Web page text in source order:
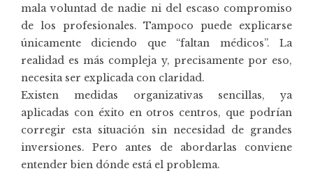
mala voluntad de nadie ni del escaso compromiso
de los profesionales. Tampoco puede explicarse
únicamente diciendo que “faltan médicos”. La
realidad es más compleja y, precisamente por eso,
necesita ser explicada con claridad.
Existen medidas organizativas sencillas, ya
aplicadas con éxito en otros centros, que podrían
corregir esta situación sin necesidad de grandes
inversiones. Pero antes de abordarlas conviene
entender bien dónde está el problema.